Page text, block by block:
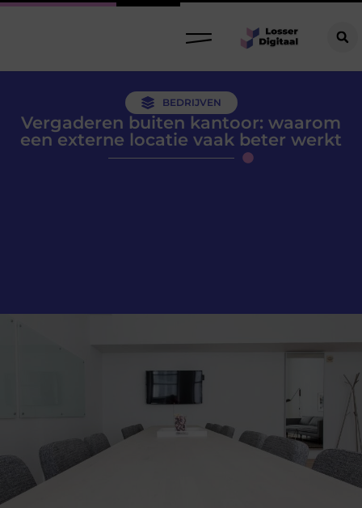
BEDRIJVEN
Vergaderen buiten kantoor: waarom
een externe locatie vaak beter werkt